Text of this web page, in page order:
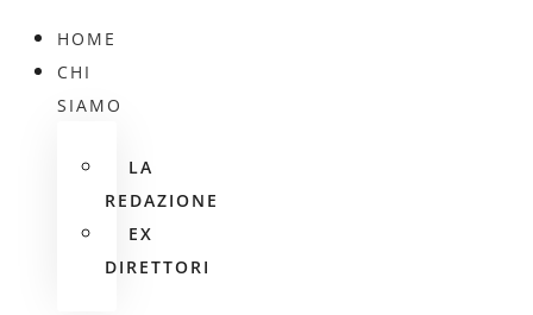
HOME
CHI
SIAMO
LA
REDAZIONE
EX
DIRETTORI